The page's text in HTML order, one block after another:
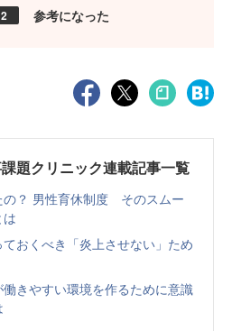
2 参考になった
題クリニック連載記事一覧
の？ 男性育休制度 そのスムー
おくべき「炎上させない」ため
働きやすい環境を作るために意識